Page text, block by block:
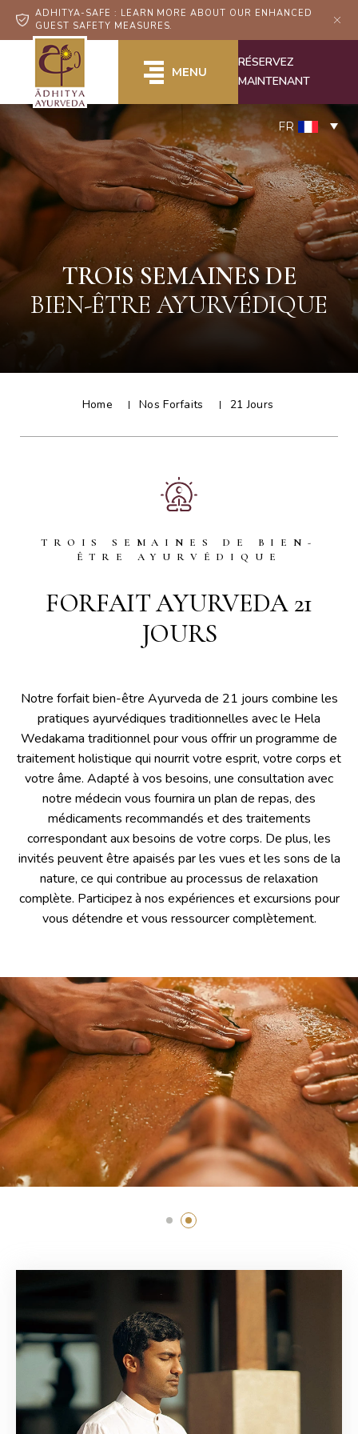
ADHITYA-SAFE : LEARN MORE ABOUT OUR ENHANCED
GUEST SAFETY MEASURES.
MENU
FR
RÉSERVEZ
MAINTENANT
TROIS SEMAINES DE
BIEN-ÊTRE AYURVÉDIQUE
Home Nos Forfaits 21 Jours
TROIS SEMAINES DE BIEN-
ÊTRE AYURVÉDIQUE
FORFAIT AYURVEDA 21
JOURS
Notre forfait bien-être Ayurveda de 21 jours combine les
pratiques ayurvédiques traditionnelles avec le Hela
Wedakama traditionnel pour vous offrir un programme de
traitement holistique qui nourrit votre esprit, votre corps et
votre âme. Adapté à vos besoins, une consultation avec
notre médecin vous fournira un plan de repas, des
médicaments recommandés et des traitements
correspondant aux besoins de votre corps. De plus, les
invités peuvent être apaisés par les vues et les sons de la
nature, ce qui contribue au processus de relaxation
complète. Participez à nos expériences et excursions pour
vous détendre et vous ressourcer complètement.